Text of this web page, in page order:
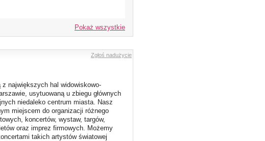
Pokaż wszystkie
Zgłoś nadużycie
z największych hal widowiskowo-
usytuowaną u zbiegu głównych
niedaleko centrum miasta. Nasz
miejscem do organizacji różnego
koncertów, wystaw, targów,
oraz imprez firmowych. Możemy
takich artystów światowej